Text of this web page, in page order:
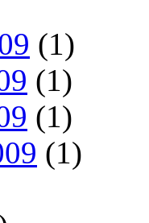
(1)
(1)
(1)
(1)